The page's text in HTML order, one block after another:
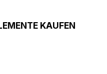
KAUFEN